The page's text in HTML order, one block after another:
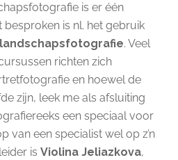
is er één
is nl. het gebruik
. Veel
richten zich
en hoewel de
zijn, leek me als afsluiting
een speciaal voor
van een specialist wel op z’n
isViolina Jeliazkova,